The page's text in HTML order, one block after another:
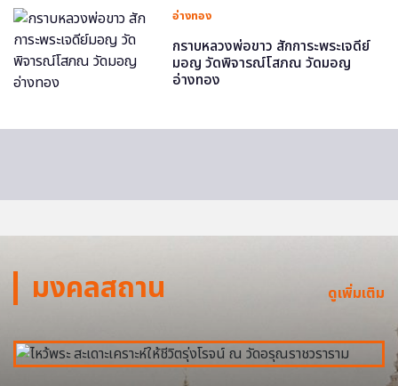
อ่างทอง
กราบหลวงพ่อขาว สักการะพระเจดีย์
มอญ วัดพิจารณ์โสภณ วัดมอญ
อ่างทอง
มงคลสถาน ดูเพิ่มเติม